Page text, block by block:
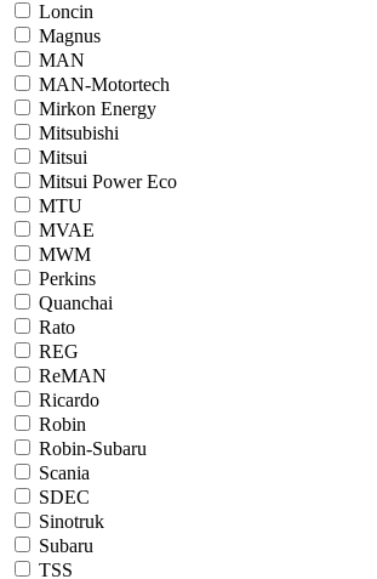
Loncin
Magnus
MAN
MAN-Motortech
Mirkon Energy
Mitsubishi
Mitsui
Mitsui Power Eco
MTU
MVAE
MWM
Perkins
Quanchai
Rato
REG
ReMAN
Ricardo
Robin
Robin-Subaru
Scania
SDEC
Sinotruk
Subaru
TSS